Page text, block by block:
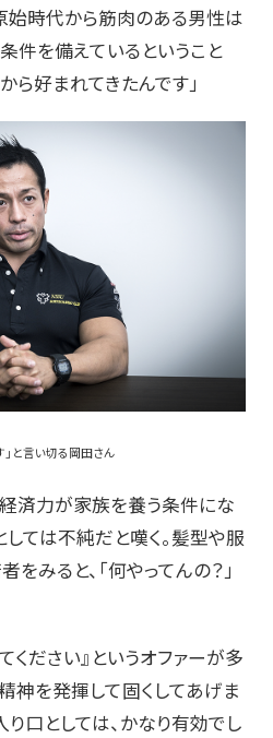
始時代から筋肉のある男性は
件を備えているということ
ら好まれてきたんです」
」と言い切る岡田さん
済力が家族を養う条件にな
ては不純だと嘆く。髪型や服
みると、「何やってんの？」
ください』というオファーが多
神を発揮して固くしてあげま
り口としては、かなり有効でし